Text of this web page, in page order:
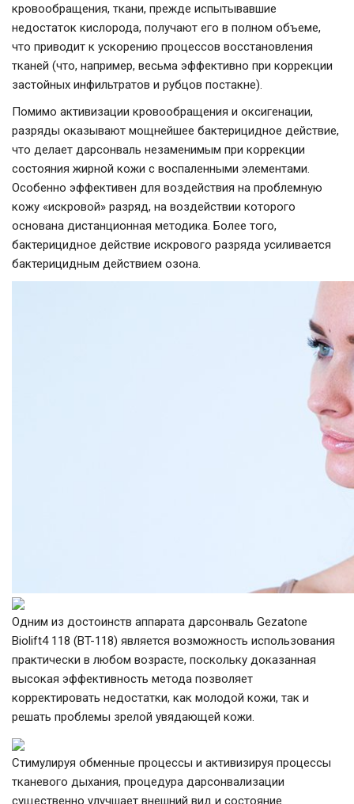
кровообращения, ткани, прежде испытывавшие
недостаток кислорода, получают его в полном объеме,
что приводит к ускорению процессов восстановления
тканей (что, например, весьма эффективно при коррекции
застойных инфильтратов и рубцов постакне).
Помимо активизации кровообращения и оксигенации,
разряды оказывают мощнейшее бактерицидное действие,
что делает дарсонваль незаменимым при коррекции
состояния жирной кожи с воспаленными элементами.
Особенно эффективен для воздействия на проблемную
кожу «искровой» разряд, на воздействии которого
основана дистанционная методика. Более того,
бактерицидное действие искрового разряда усиливается
бактерицидным действием озона.
Одним из достоинств аппарата дарсонваль Gezatone
Biolift4 118 (BT-118) является возможность использования
практически в любом возрасте, поскольку доказанная
высокая эффективность метода позволяет
корректировать недостатки, как молодой кожи, так и
решать проблемы зрелой увядающей кожи.
Стимулируя обменные процессы и активизируя процессы
тканевого дыхания, процедура дарсонвализации
существенно улучшает внешний вид и состояние